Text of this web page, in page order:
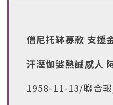
僧尼托缽募款 支援
汗溼伽娑熱誠感人
1958-11-13/聯合